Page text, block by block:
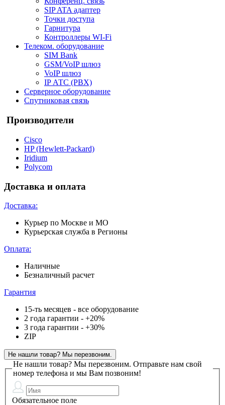
SIP ATA адаптер
Точки доступа
Гарнитура
Контроллеры WI-Fi
Телеком. оборудование
SIM Bank
GSM/VoIP шлюз
VoIP шлюз
IP АТС (PBX)
Серверное оборудование
Спутниковая связь
Производители
Cisco
HP (Hewlett-Packard)
Iridium
Polycom
Доставка и оплата
Доставка:
Курьер по Москве и МО
Курьерская служба в Регионы
Оплата:
Наличные
Безналичный расчет
Гарантия
15-ть месяцев - все оборудование
2 года гарантии - +20%
3 года гарантии - +30%
ZIP
Не нашли товар? Мы перезвоним.
Не нашли товар? Мы перезвоним. Отправьте нам свой
номер телефона и мы Вам позвоним!
Обязательное поле